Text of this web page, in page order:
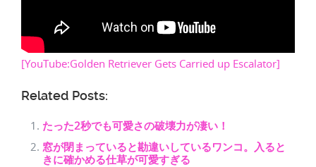
[YouTube:Golden Retriever Gets Carried up Escalator]
Related Posts:
たった2秒でも可愛さの破壊力が凄い！
窓が閉まっていると勘違いしているワンコ。入ると
きに確かめる仕草が可愛すぎる